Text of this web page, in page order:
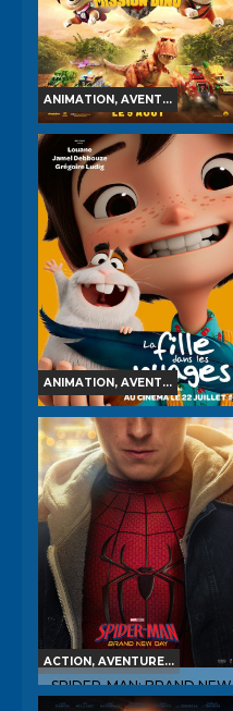
ANIMATION, AVENT...
LA PAT' PATROUILLE : LE
FILM MISSION DINO
Horaires et Infos
Bande-annonce
Réservation
TOUT PUBLIC VF
ANIMATION, AVENT...
LA FILLE DANS LES NUAGES
Horaires et Infos
Bande-annonce
Réservation
TOUT PUBLIC
ACTION, AVENTURE...
SPIDER-MAN: BRAND NEW
DAY